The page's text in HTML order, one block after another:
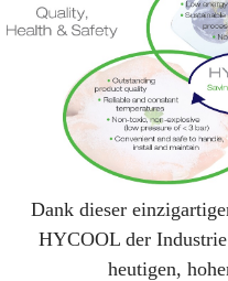
Dank dieser
HYCOOL der
heutigen,